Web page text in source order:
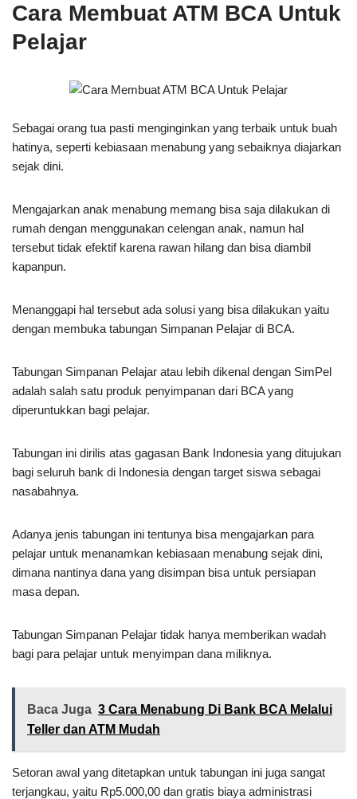
Cara Membuat ATM BCA Untuk
Pelajar
Sebagai orang tua pasti menginginkan yang terbaik untuk buah
hatinya, seperti kebiasaan menabung yang sebaiknya diajarkan
sejak dini.
Mengajarkan anak menabung memang bisa saja dilakukan di
rumah dengan menggunakan celengan anak, namun hal
tersebut tidak efektif karena rawan hilang dan bisa diambil
kapanpun.
Menanggapi hal tersebut ada solusi yang bisa dilakukan yaitu
dengan membuka tabungan Simpanan Pelajar di BCA.
Tabungan Simpanan Pelajar atau lebih dikenal dengan SimPel
adalah salah satu produk penyimpanan dari BCA yang
diperuntukkan bagi pelajar.
Tabungan ini dirilis atas gagasan Bank Indonesia yang ditujukan
bagi seluruh bank di Indonesia dengan target siswa sebagai
nasabahnya.
Adanya jenis tabungan ini tentunya bisa mengajarkan para
pelajar untuk menanamkan kebiasaan menabung sejak dini,
dimana nantinya dana yang disimpan bisa untuk persiapan
masa depan.
Tabungan Simpanan Pelajar tidak hanya memberikan wadah
bagi para pelajar untuk menyimpan dana miliknya.
Baca Juga 3 Cara Menabung Di Bank BCA Melalui
Teller dan ATM Mudah
Setoran awal yang ditetapkan untuk tabungan ini juga sangat
terjangkau, yaitu Rp5.000,00 dan gratis biaya administrasi